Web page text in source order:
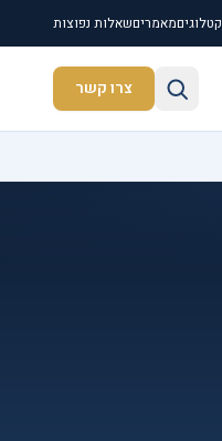
קטלוגיםמאמריםשאלות נפוצות
חיפוש באתר
צרו קשר